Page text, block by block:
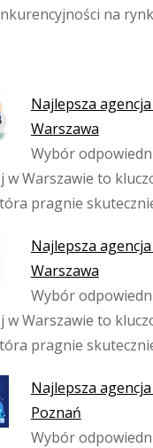
na
Najlepsza
Warszawa
Wybór
w Warszawie to
pragnie
Najlepsza
Warszawa
Wybór
w Warszawie to
pragnie
Najlepsza
Poznań
Wybór